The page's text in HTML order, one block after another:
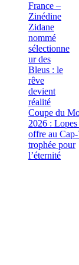
France –
Zinédine
Zidane
nommé
sélectionne
ur des
Bleus : le
rêve
devient
réalité
Coupe du
2026 :
offre au
trophée pour
l’éternité